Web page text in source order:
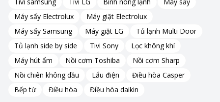
Tracking Sound (OTS Lite): Công
nghệ âm thanh chuyển động theo
hóa theo nội dung âm thanh - Q-
symphony: Sử dụng thuật toán AI và
âm thanh hài hòa hoàn hảo giữa loa
thanh và toàn bộ loa của TV
Máy sấy Electrolux
Máy giặt Electrolux
Máy sấy Samsung
Máy giặt LG
Tủ lạnh Multi Door
Tủ lạnh side by side
Tivi Sony
Lọc không khí
Máy hút ẩm
Nồi cơm Toshiba
Nồi cơm Sharp
Nồi chiên không dầu
Lẩu điện
Điều hòa Casper
Bếp từ
Điều hòa Điều hòa daikin